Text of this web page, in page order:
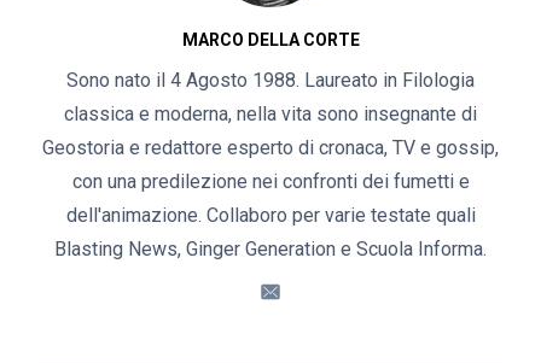
MARCO DELLA CORTE
Sono nato il 4 Agosto 1988. Laureato in Filologia
classica e moderna, nella vita sono insegnante di
Geostoria e redattore esperto di cronaca, TV e gossip,
con una predilezione nei confronti dei fumetti e
dell'animazione. Collaboro per varie testate quali
Blasting News, Ginger Generation e Scuola Informa.